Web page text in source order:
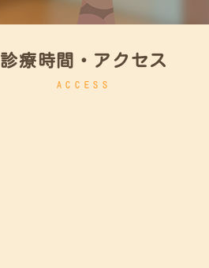
診療時間・アクセス
ACCESS